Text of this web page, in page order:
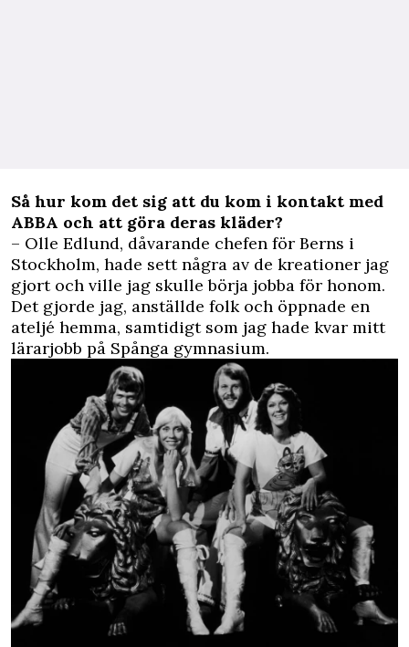
Så hur kom det sig att du kom i kontakt med
ABBA och att göra deras kläder?
– Olle Edlund, dåvarande chefen för Berns i
Stockholm, hade sett några av de kreationer jag
gjort och ville jag skulle börja jobba för honom.
Det gjorde jag, anställde folk och öppnade en
ateljé hemma, samtidigt som jag hade kvar mitt
lärarjobb på Spånga gymnasium.